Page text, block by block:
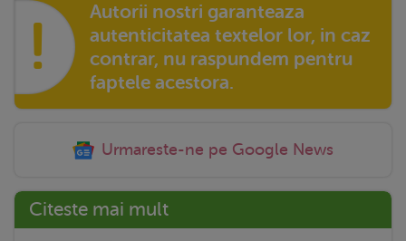
!
Autorii nostri garanteaza
autenticitatea textelor lor, in caz
contrar, nu raspundem pentru
faptele acestora.
Urmareste-ne pe Google News
Citeste mai mult